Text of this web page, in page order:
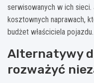
serwisowanych w ich
kosztownych naprawach,
budżet właściciela pojazdu.
Alternatywy
rozważyć